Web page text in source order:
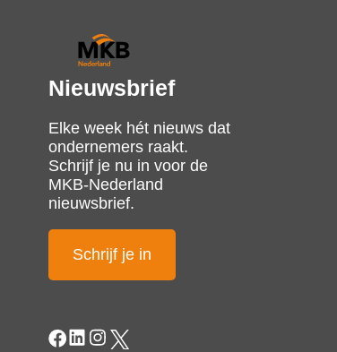
Nieuwsbrief
Elke week hét nieuws dat
ondernemers raakt.
Schrijf je nu in voor de
MKB-Nederland
nieuwsbrief.
Schrijf je in